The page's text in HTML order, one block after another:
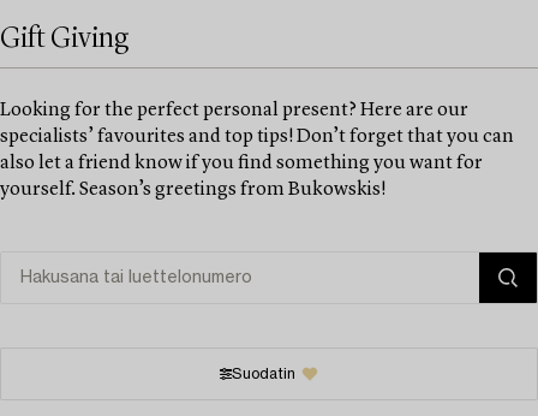
Gift Giving
Looking for the perfect personal present? Here are our
specialists’ favourites and top tips! Don’t forget that you can
also let a friend know if you find something you want for
yourself. Season’s greetings from Bukowskis!
Suodatin